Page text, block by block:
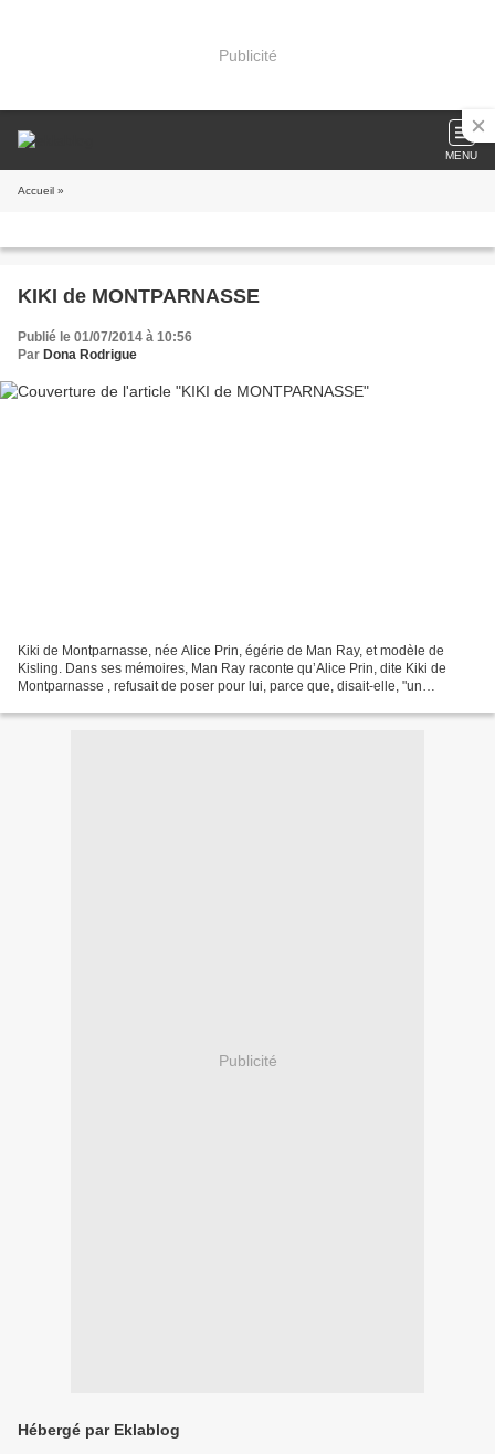
Publicité
MENU
Accueil »
KIKI de MONTPARNASSE
Publié le 01/07/2014 à 10:56
Par Dona Rodrigue
Kiki de Montparnasse, née Alice Prin, égérie de Man Ray, et modèle de
Kisling. Dans ses mémoires, Man Ray raconte qu’Alice Prin, dite Kiki de
Montparnasse , refusait de poser pour lui, parce que, disait-elle, "un
Publicité
Hébergé par Eklablog